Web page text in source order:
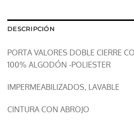
DESCRIPCIÓN
PORTA VALORES DOBLE CIERRE
100% ALGODÓN -POLIESTER
IMPERMEABILIZADOS, LAVABLE
CINTURA CON ABROJO